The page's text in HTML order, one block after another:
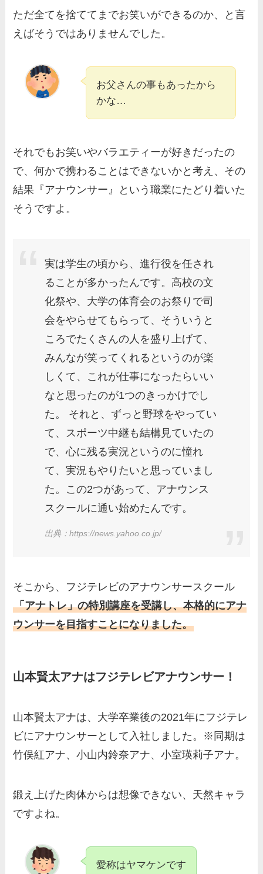
ただ全てを捨ててまでお笑いができるのか、と言
えばそうではありませんでした。
お父さんの事もあったから
かな…
それでもお笑いやバラエティーが好きだったの
で、何かで携わることはできないかと考え、その
結果『アナウンサー』という職業にたどり着いた
そうですよ。
実は学生の頃から、進行役を任され
ることが多かったんです。高校の文
化祭や、大学の体育会のお祭りで司
会をやらせてもらって、そういうと
ころでたくさんの人を盛り上げて、
みんなが笑ってくれるというのが楽
しくて、これが仕事になったらいい
なと思ったのが1つのきっかけでし
た。 それと、ずっと野球をやってい
て、スポーツ中継も結構見ていたの
で、心に残る実況というのに憧れ
て、実況もやりたいと思っていまし
た。この2つがあって、アナウンス
スクールに通い始めたんです。
出典：https://news.yahoo.co.jp/
そこから、フジテレビのアナウンサースクール
「アナトレ」の特別講座を受講し、本格的にアナ
ウンサーを目指すことになりました。
山本賢太アナはフジテレビアナウンサー！
山本賢太アナは、大学卒業後の2021年にフジテレ
ビにアナウンサーとして入社しました。※同期は
竹俣紅アナ、小山内鈴奈アナ、小室瑛莉子アナ。
鍛え上げた肉体からは想像できない、天然キャラ
ですよね。
愛称はヤマケンです